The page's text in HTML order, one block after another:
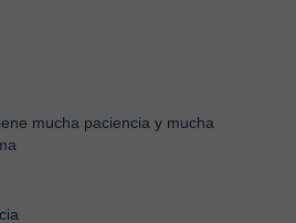
mucha paciencia y mucha